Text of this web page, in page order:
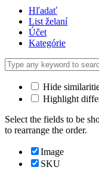
Hľadať
List želaní
Účet
Kategórie
Hide
Highlight
Select the fields to be
to rearrange the order.
Image
SKU